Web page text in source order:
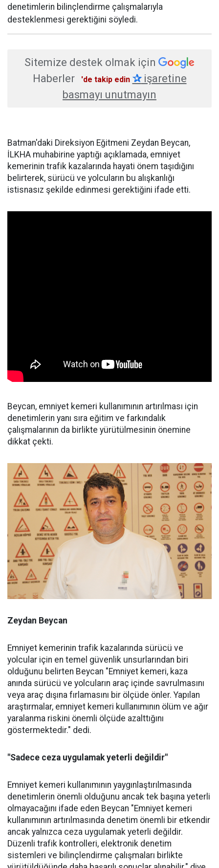
denetimlerin bilinçlendirme çalışmalarıyla
desteklenmesi gerektiğini söyledi.
Sitemize destek olmak için
Haberler
'de takip edin ✰işaretine
basmayı unutmayın
Batman'daki Direksiyon Eğitmeni Zeydan Beycan,
İLKHA muhabirine yaptığı açıklamada, emniyet
kemerinin trafik kazalarında hayati önem taşıdığını
belirterek, sürücü ve yolcuların bu alışkanlığı
istisnasız şekilde edinmesi gerektiğini ifade etti.
Beycan, emniyet kemeri kullanımının artırılması için
denetimlerin yanı sıra eğitim ve farkındalık
çalışmalarının da birlikte yürütülmesinin önemine
dikkat çekti.
Zeydan Beycan
Emniyet kemerinin trafik kazalarında sürücü ve
yolcular için en temel güvenlik unsurlarından biri
olduğunu belirten Beycan "Emniyet kemeri, kaza
anında sürücü ve yolcuların araç içinde savrulmasını
veya araç dışına fırlamasını bir ölçüde önler. Yapılan
araştırmalar, emniyet kemeri kullanımının ölüm ve ağır
yaralanma riskini önemli ölçüde azalttığını
göstermektedir." dedi.
"Sadece ceza uygulamak yeterli değildir"
Emniyet kemeri kullanımının yaygınlaştırılmasında
denetimlerin önemli olduğunu ancak tek başına yeterli
olmayacağını ifade eden Beycan "Emniyet kemeri
kullanımının artırılmasında denetim önemli bir etkendir
ancak yalnızca ceza uygulamak yeterli değildir.
Düzenli trafik kontrolleri, elektronik denetim
sistemleri ve bilinçlendirme çalışmaları birlikte